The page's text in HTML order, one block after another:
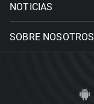
NOTICIAS
SOBRE NOSOTROS